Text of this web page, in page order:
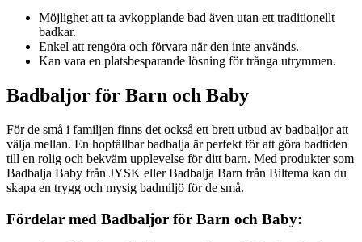
Möjlighet att ta avkopplande bad även utan ett traditionellt
badkar.
Enkel att rengöra och förvara när den inte används.
Kan vara en platsbesparande lösning för trånga utrymmen.
Badbaljor för Barn och Baby
För de små i familjen finns det också ett brett utbud av badbaljor att
välja mellan. En hopfällbar badbalja är perfekt för att göra badtiden
till en rolig och bekväm upplevelse för ditt barn. Med produkter som
Badbalja Baby från JYSK eller Badbalja Barn från Biltema kan du
skapa en trygg och mysig badmiljö för de små.
Fördelar med Badbaljor för Barn och Baby: